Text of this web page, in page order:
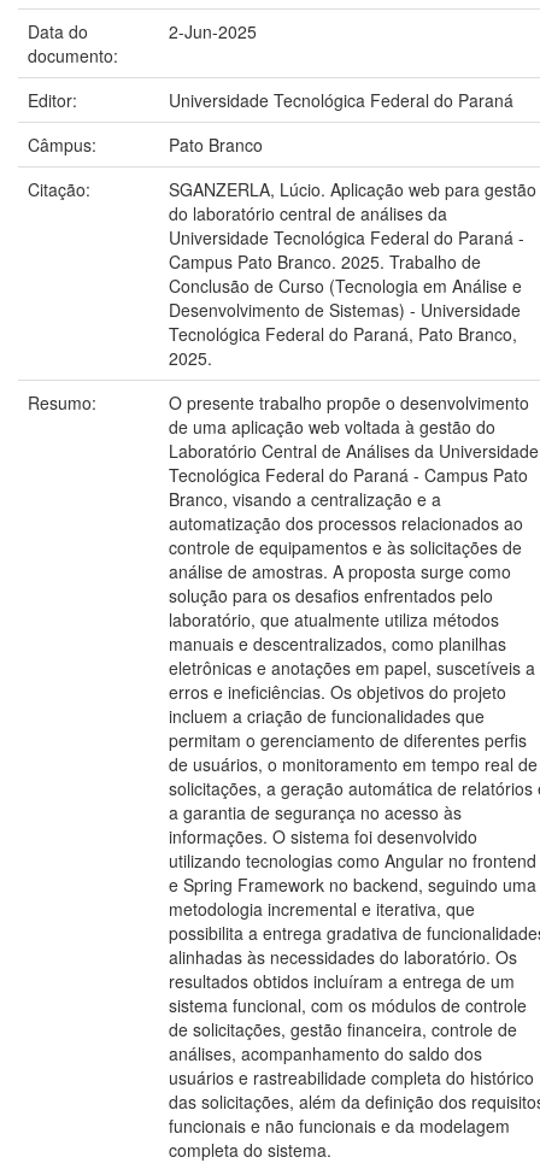
Data do
documento:
2-Jun-2025
Editor:
Universidade Tecnológica Federal do Paraná
Câmpus:
Pato Branco
Citação:
SGANZERLA, Lúcio. Aplicação web para gestão
do laboratório central de análises da
Universidade Tecnológica Federal do Paraná -
Campus Pato Branco. 2025. Trabalho de
Conclusão de Curso (Tecnologia em Análise e
Desenvolvimento de Sistemas) - Universidade
Tecnológica Federal do Paraná, Pato Branco,
2025.
Resumo:
O presente trabalho propõe o desenvolvimento
de uma aplicação web voltada à gestão do
Laboratório Central de Análises da Universidade
Tecnológica Federal do Paraná - Campus Pato
Branco, visando a centralização e a
automatização dos processos relacionados ao
controle de equipamentos e às solicitações de
análise de amostras. A proposta surge como
solução para os desafios enfrentados pelo
laboratório, que atualmente utiliza métodos
manuais e descentralizados, como planilhas
eletrônicas e anotações em papel, suscetíveis a
erros e ineficiências. Os objetivos do projeto
incluem a criação de funcionalidades que
permitam o gerenciamento de diferentes perfis
de usuários, o monitoramento em tempo real de
solicitações, a geração automática de relatórios
a garantia de segurança no acesso às
informações. O sistema foi desenvolvido
utilizando tecnologias como Angular no frontend
e Spring Framework no backend, seguindo uma
metodologia incremental e iterativa, que
possibilita a entrega gradativa de
alinhadas às necessidades do laboratório. Os
resultados obtidos incluíram a entrega de um
sistema funcional, com os módulos de controle
de solicitações, gestão financeira, controle de
análises, acompanhamento do saldo dos
usuários e rastreabilidade completa do histórico
das solicitações, além da definição dos
funcionais e não funcionais e da modelagem
completa do sistema.